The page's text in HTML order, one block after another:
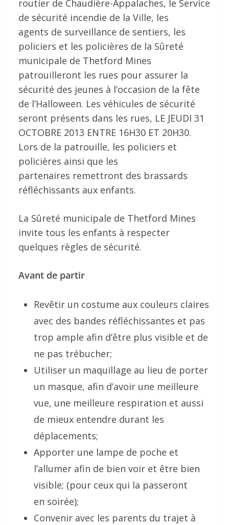
routier de Chaudière-Appalaches, le Service
de sécurité incendie de la Ville, les
agents de surveillance de sentiers, les
policiers et les policières de la Sûreté
municipale de Thetford Mines
patrouilleront les rues pour assurer la
sécurité des jeunes à l’occasion de la fête
de l’Halloween. Les véhicules de sécurité
seront présents dans les rues, LE JEUDI 31
OCTOBRE 2013 ENTRE 16H30 ET 20H30.
Lors de la patrouille, les policiers et
policières ainsi que les
partenaires remettront des brassards
réfléchissants aux enfants.
La Sûreté municipale de Thetford Mines
invite tous les enfants à respecter
quelques règles de sécurité.
Avant de partir
Revêtir un costume aux couleurs claires
avec des bandes réfléchissantes et pas
trop ample afin d’être plus visible et de
ne pas trébucher;
Utiliser un maquillage au lieu de porter
un masque, afin d’avoir une meilleure
vue, une meilleure respiration et aussi
de mieux entendre durant les
déplacements;
Apporter une lampe de poche et
l’allumer afin de bien voir et être bien
visible; (pour ceux qui la passeront
en soirée);
Convenir avec les parents du trajet à